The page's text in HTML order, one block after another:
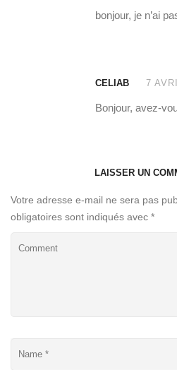
bonjour, je n’ai
CELIAB 7
Bonjour, avez-
LAISSER UN
Votre adresse e-mail ne sera pas
obligatoires sont indiqués avec *